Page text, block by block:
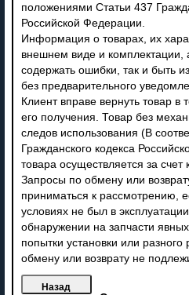
положениями Статьи 437
Российской Федерации.
Информация о товарах, их
внешнем виде и комплектации,
содержать ошибки, так и быть
без предварительного
Клиент вправе вернуть товар
его получения. Товар без
следов использования (В
Гражданского кодекса
товара осуществляется за счет
Запросы по обмену или
приниматься к рассмотрению,
условиях не был в
обнаружении на запчасти явных
попытки установки или
обмену или возврату не